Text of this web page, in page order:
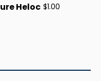
Heloc $1.00